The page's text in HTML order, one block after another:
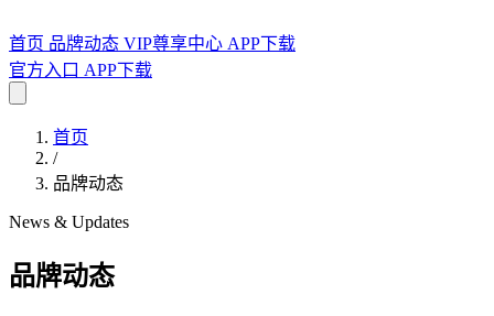
首页 品牌动态 VIP尊享中心 APP下载
官方入口 APP下载
首页
/
品牌动态
News & Updates
品牌动态